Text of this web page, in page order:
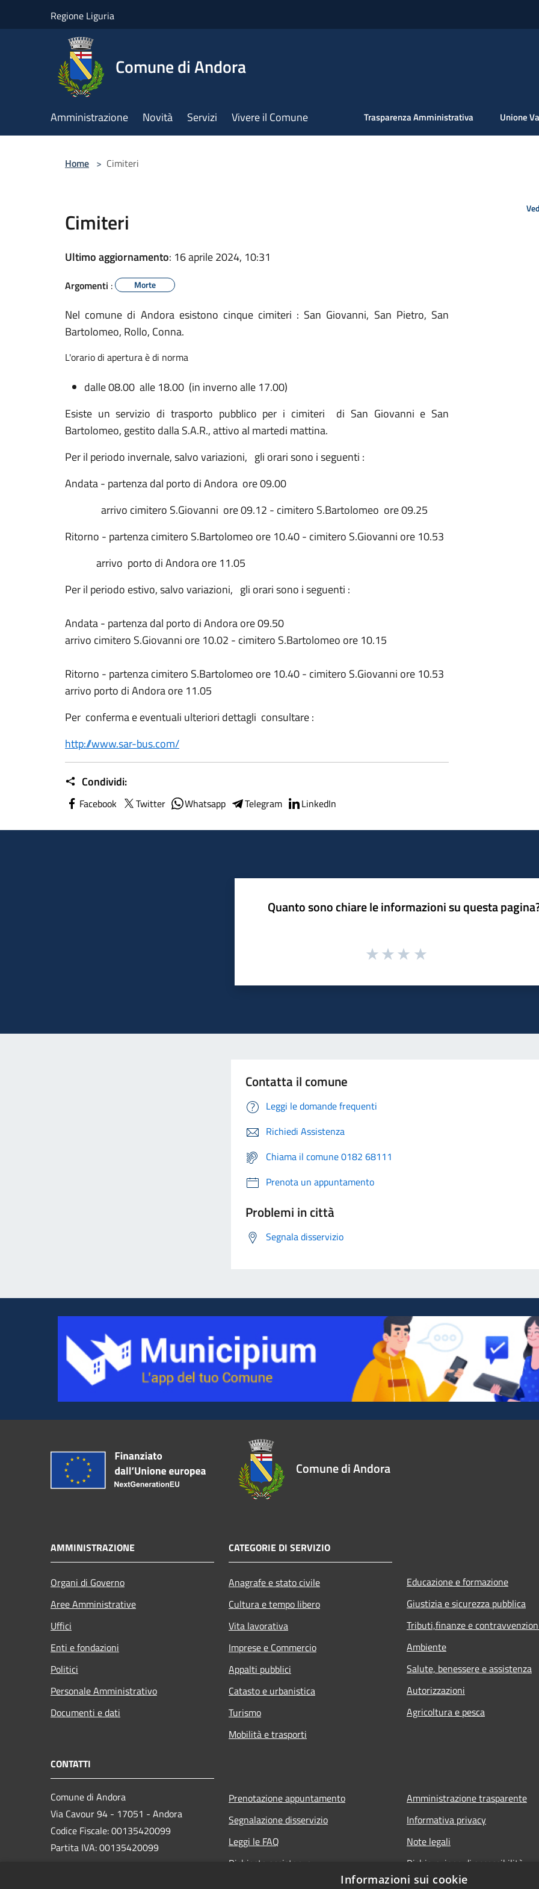
Regione Liguria
Comune di Andora
Amministrazione Novità Servizi Vivere il Comune Trasparenza Amministrativa Unione
Home > Cimiteri
Cimiteri
Ultimo aggiornamento: 16 aprile 2024, 10:31
Argomenti : Morte
Nel comune di Andora esistono cinque cimiteri : San Giovanni, San Pietro, San
Bartolomeo, Rollo, Conna.
L'orario di apertura è di norma
dalle 08.00 alle 18.00 (in inverno alle 17.00)
Esiste un servizio di trasporto pubblico per i cimiteri di San Giovanni e San
Bartolomeo, gestito dalla S.A.R., attivo al martedi mattina.
Per il periodo invernale, salvo variazioni, gli orari sono i seguenti :
Andata - partenza dal porto di Andora ore 09.00
arrivo cimitero S.Giovanni ore 09.12 - cimitero S.Bartolomeo ore 09.25
Ritorno - partenza cimitero S.Bartolomeo ore 10.40 - cimitero S.Giovanni ore 10.53
arrivo porto di Andora ore 11.05
Per il periodo estivo, salvo variazioni, gli orari sono i seguenti :
Andata - partenza dal porto di Andora ore 09.50
arrivo cimitero S.Giovanni ore 10.02 - cimitero S.Bartolomeo ore 10.15
Ritorno - partenza cimitero S.Bartolomeo ore 10.40 - cimitero S.Giovanni ore 10.53
arrivo porto di Andora ore 11.05
Per conferma e eventuali ulteriori dettagli consultare :
http://www.sar-bus.com/
Condividi:
Facebook Twitter Whatsapp Telegram LinkedIn
Quanto sono chiare le informazioni su questa
Contatta il comune
Leggi le domande frequenti
Richiedi Assistenza
Chiama il comune 0182 68111
Prenota un appuntamento
Problemi in città
Segnala disservizio
Comune di Andora
AMMINISTRAZIONE
Organi di Governo
Aree Amministrative
Uffici
Enti e fondazioni
Politici
Personale Amministrativo
Documenti e dati
CATEGORIE DI SERVIZIO
Anagrafe e stato civile
Cultura e tempo libero
Vita lavorativa
Imprese e Commercio
Appalti pubblici
Catasto e urbanistica
Turismo
Mobilità e trasporti
Educazione e formazione
Giustizia e sicurezza pubblica
Tributi,finanze e
Ambiente
Salute, benessere e assistenza
Autorizzazioni
Agricoltura e pesca
CONTATTI
Comune di Andora
Via Cavour 94 - 17051 - Andora
Codice Fiscale: 00135420099
Partita IVA: 00135420099
Prenotazione appuntamento
Segnalazione disservizio
Leggi le FAQ
Richiesta assistenza
Amministrazione trasparente
Informativa privacy
Note legali
Dichiarazione di accessibilità
Informazioni sui cookie